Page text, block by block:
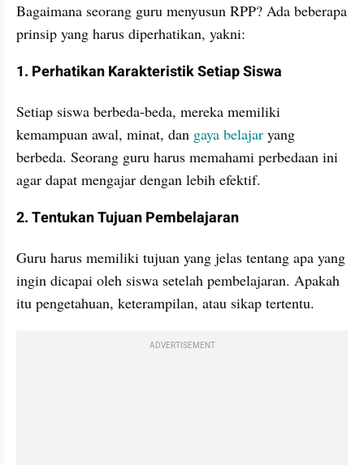
Bagaimana seorang guru menyusun RPP? Ada beberapa
prinsip yang harus diperhatikan, yakni:
1. Perhatikan Karakteristik Setiap Siswa
Setiap siswa berbeda-beda, mereka memiliki
kemampuan awal, minat, dan gaya belajar yang
berbeda. Seorang guru harus memahami perbedaan ini
agar dapat mengajar dengan lebih efektif.
2. Tentukan Tujuan Pembelajaran
Guru harus memiliki tujuan yang jelas tentang apa yang
ingin dicapai oleh siswa setelah pembelajaran. Apakah
itu pengetahuan, keterampilan, atau sikap tertentu.
ADVERTISEMENT